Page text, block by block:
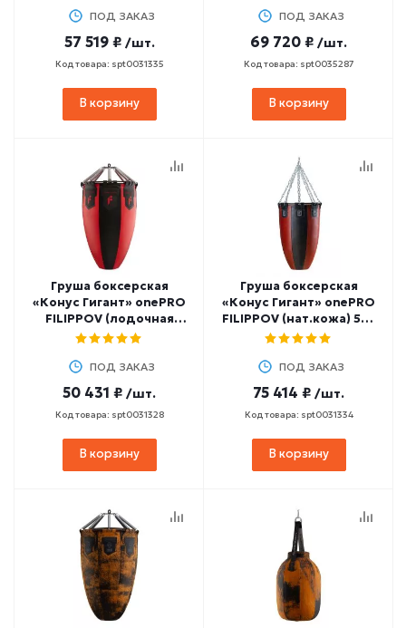
ПОД ЗАКАЗ
57 519 ₽ /шт.
Код товара: spt0031335
В корзину
ПОД ЗАКАЗ
69 720 ₽ /шт.
Код товара: spt0035287
В корзину
Груша боксерская
«Конус Гигант» onePRO
FILIPPOV (лодочная
ткань 950 гр/м2) 50-70
ПОД ЗАКАЗ
50 431 ₽ /шт.
Код товара: spt0031328
В корзину
Груша боксерская
«Конус Гигант» onePRO
FILIPPOV (нат.кожа) 50-
70 кг, 100 см
ПОД ЗАКАЗ
75 414 ₽ /шт.
Код товара: spt0031334
В корзину